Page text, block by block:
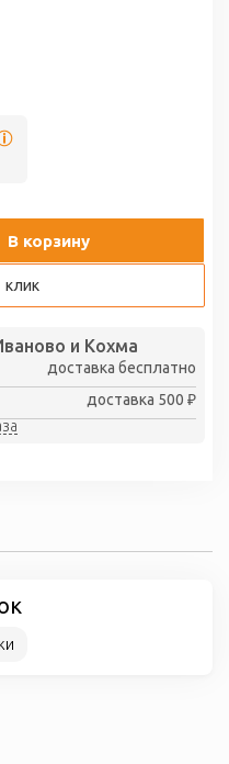
В корзину
клик
и Кохма
доставка бесплатно
доставка 500 ₽